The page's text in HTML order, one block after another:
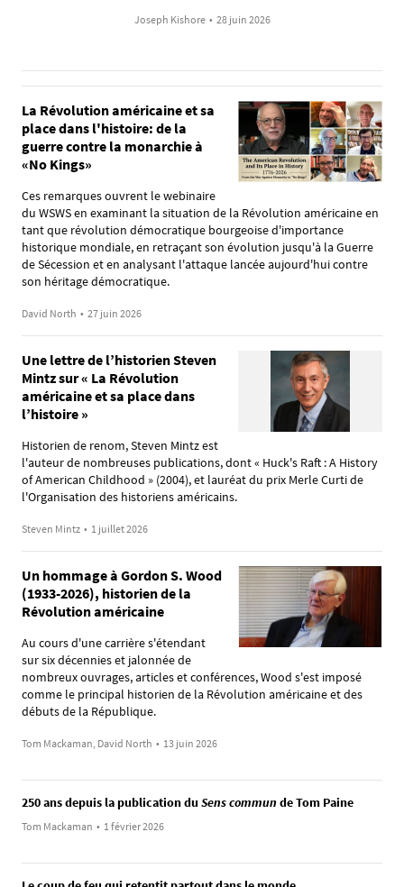
Joseph Kishore • 28 juin 2026
La Révolution américaine et sa
place dans l'histoire: de la
guerre contre la monarchie à
«No Kings»
Ces remarques ouvrent le webinaire
du WSWS en examinant la situation de la Révolution américaine en
tant que révolution démocratique bourgeoise d'importance
historique mondiale, en retraçant son évolution jusqu'à la Guerre
de Sécession et en analysant l'attaque lancée aujourd'hui contre
son héritage démocratique.
David North • 27 juin 2026
Une lettre de l’historien Steven
Mintz sur « La Révolution
américaine et sa place dans
l’histoire »
Historien de renom, Steven Mintz est
l'auteur de nombreuses publications, dont « Huck's Raft : A History
of American Childhood » (2004), et lauréat du prix Merle Curti de
l'Organisation des historiens américains.
Steven Mintz • 1 juillet 2026
Un hommage à Gordon S. Wood
(1933-2026), historien de la
Révolution américaine
Au cours d'une carrière s'étendant
sur six décennies et jalonnée de
nombreux ouvrages, articles et conférences, Wood s'est imposé
comme le principal historien de la Révolution américaine et des
débuts de la République.
Tom Mackaman, David North • 13 juin 2026
250 ans depuis la publication du Sens communde Tom Paine
Tom Mackaman • 1 février 2026